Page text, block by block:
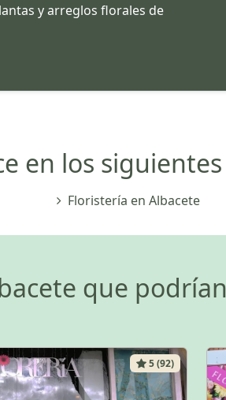
y arreglos florales de
en los
Floristería en Albacete
que
5 (92)